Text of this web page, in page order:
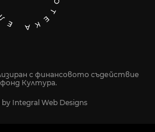
с финансовото съдействие
Култура.
by Integral Web Designs